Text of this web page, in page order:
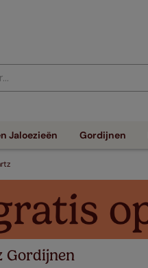
Jaloezieën Gordijnen
Gordijnen